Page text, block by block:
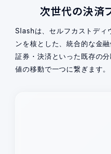
次世代の決済
Slashは、セルフカストディ
ンを核とした、統合的な金
証券・決済といった既存の
値の移動で一つに繋ぎます。